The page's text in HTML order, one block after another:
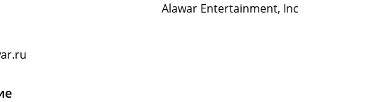
Alawar Entertainment, Inc